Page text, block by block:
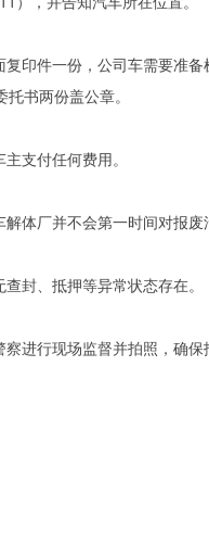
印件一份，公司车需要准
书两份盖公章。
支付任何费用。
体厂并不会第一时间对报废
封、抵押等异常状态存在。
进行现场监督并拍照，确保